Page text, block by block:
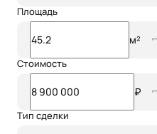
Площадь
м²
Стоимость
₽
Тип сделки